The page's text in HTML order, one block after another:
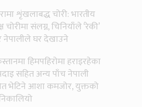
शृंखलाबद्ध चोरी: भारतीय
चोरीमा संलग्न, चिनियाँले ‘रेकी’
नेपालीले घर देखाउने
हिमपहिरोमा हराइरहेका
सहित अन्य पाँच नेपाली
भेटिने आशा कमजोर, युक्तको